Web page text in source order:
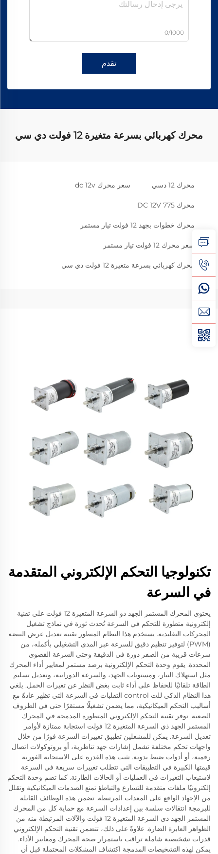
0/1000
تقدم
محرك كهربائي بسرعة متغيرة 12 فولت دي سي
محرك 12 دسي سعر محرك dc 12v
محرك DC 12V 775
محرك خطوات بجهد 12 فولت تيار مستمر
سعر محرك 12 فولت تيار مستمر
محرك كهربائي بسرعة متغيرة 12 فولت دي سي
تكنولوجيا التحكم الإلكتروني المتقدمة
في السرعة
يحتوي المحرك المستمر الجهد ذو السرعة المتغيرة 12 فولت على تقنية
إلكترونية متطورة للتحكم في السرعة تُحدث ثورة في نماذج تشغيل
المحركات التقليدية. يستخدم هذا النظام المتطور تقنية تعديل عرض النبضة
(PWM) لتوفير تنظيم دقيق للسرعة عبر المدى التشغيلي بأكمله، من
سرعات قريبة من الصفر دورة في الدقيقة وحتى السرعة القصوى
المحددة. يقوم وحدة التحكم الإلكترونية برصد مستمر لمعايير أداء المحرك
مثل استهلاك التيار، ومستويات الجهد، والسرعة الدورانية، وتعديل تسليم
الطاقة تلقائيًا للحفاظ على أداء ثابت بغض النظر عن تغيرات الحمل. يلغي
هذا النظام الذكي للت control التقلبات في السرعة التي تظهر عادةً مع
أساليب التحكم الميكانيكية، مما يضمن تشغيلًا مستقرًا حتى في الظروف
الصعبة. توفر تقنية التحكم الإلكتروني المتطورة المدمجة في المحرك
المستمر الجهد ذي السرعة المتغيرة 12 فولت استجابة ممتازة لأوامر
تعديل السرعة. يمكن للمشغلين تطبيق تغييرات السرعة فورًا من خلال
واجهات تحكم مختلفة تشمل إشارات جهد تناظرية، أو بروتوكولات اتصال
رقمية، أو أدوات ضبط يدوية. تثبت هذه القدرة على الاستجابة الفورية
قيمتها الكبيرة في التطبيقات التي تتطلب تغييرات سريعة في السرعة
لاستيعاب التغيرات في العمليات أو الحالات الطارئة. كما تضم وحدة التحكم
إلكترونيًا ملفات متقدمة للتسارع والتباطؤ تمنع الصدمات الميكانيكية وتقلل
من الإجهاد الواقع على المعدات المرتبطة. تضمن هذه الوظائف القابلة
للبرمجة انتقالات سلسة بين إعدادات السرعة مع حماية كل من المحرك
المستمر الجهد ذي السرعة المتغيرة 12 فولت والآلات المرتبطة منه من
الظواهر العابرة الضارة. علاوةً على ذلك، تتضمن تقنية التحكم الإلكتروني
قدرات تشخيصية شاملة تراقب باستمرار صحة المحرك ومعايير الأداء.
يمكن لهذه التشخيصات المدمجة اكتشاف المشكلات المحتملة قبل أن